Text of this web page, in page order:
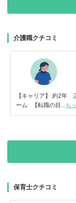
介護職クチコミ
【キャリア】 約2年
ーム 【転職の目...
も
保育士クチコミ